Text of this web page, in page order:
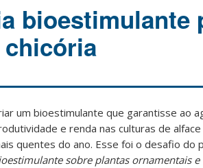
bioestimulante
um bioestimulante que garantisse ao
e renda nas culturas de
quentes do ano. Esse foi o desafio do
sobre plantas ornamentais e